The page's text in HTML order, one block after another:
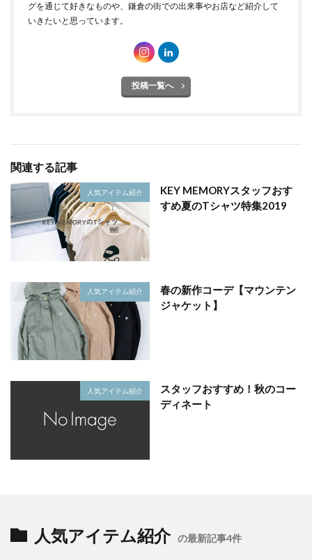
グを通じて好きなものや、鎌倉の街での出来事やお店など紹介して
いきたいと思っています。
投稿一覧へ
関連する記事
人気アイテム紹介
KEY MEMORYスタッフおす
すめ夏のTシャツ特集2019
人気アイテム紹介
春の新作コーデ【マウンテン
ジャケット】
人気アイテム紹介
スタッフおすすめ！秋のコー
ディネート
人気アイテム紹介 の最新記事4件